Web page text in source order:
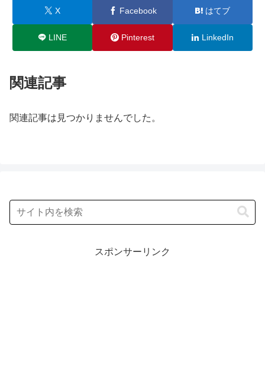
X Facebook はてブ
LINE Pinterest LinkedIn
関連記事
関連記事は見つかりませんでした。
スポンサーリンク